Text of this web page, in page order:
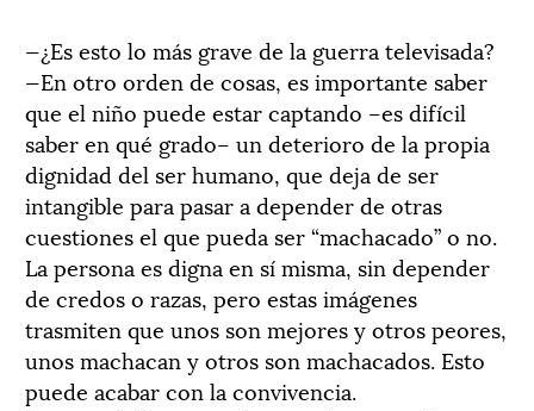
—¿Es esto lo más grave de la guerra televisada?
—En otro orden de cosas, es importante saber
que el niño puede estar captando –es difícil
saber en qué grado– un deterioro de la propia
dignidad del ser humano, que deja de ser
intangible para pasar a depender de otras
cuestiones el que pueda ser “machacado” o no.
La persona es digna en sí misma, sin depender
de credos o razas, pero estas imágenes
trasmiten que unos son mejores y otros peores,
unos machacan y otros son machacados. Esto
puede acabar con la convivencia.